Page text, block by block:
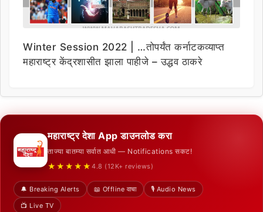
Winter Session 2022 | …तोपर्यंत कर्नाटकव्याप्त
महाराष्ट्र केंद्रशासीत झाला पाहीजे – उद्धव ठाकरे
महाराष्ट्र देशा App डाउनलोड करा
ताज्या बातम्या सर्वात आधी — Notifications सकट!
★★★★★ 4.8 (12K+ reviews)
🔔 Breaking Alerts 📖 Offline वाचा
🎙️ Audio News
📺 Live TV